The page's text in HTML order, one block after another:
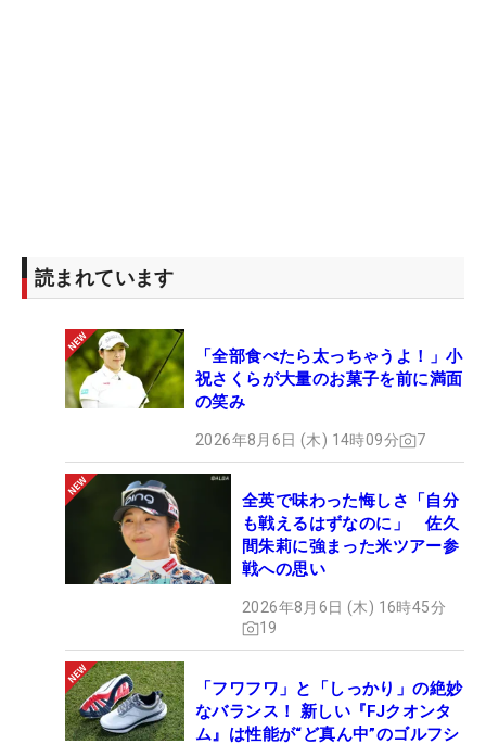
読まれています
「全部食べたら太っちゃうよ！」小
祝さくらが大量のお菓子を前に満面
の笑み
2026年8月6日 (木) 14時09分 7
全英で味わった悔しさ「自分
も戦えるはずなのに」 佐久
間朱莉に強まった米ツアー参
戦への思い
2026年8月6日 (木) 16時45分
19
「フワフワ」と「しっかり」の絶妙
なバランス！ 新しい『FJクオンタ
ム』は性能が“ど真ん中”のゴルフシ